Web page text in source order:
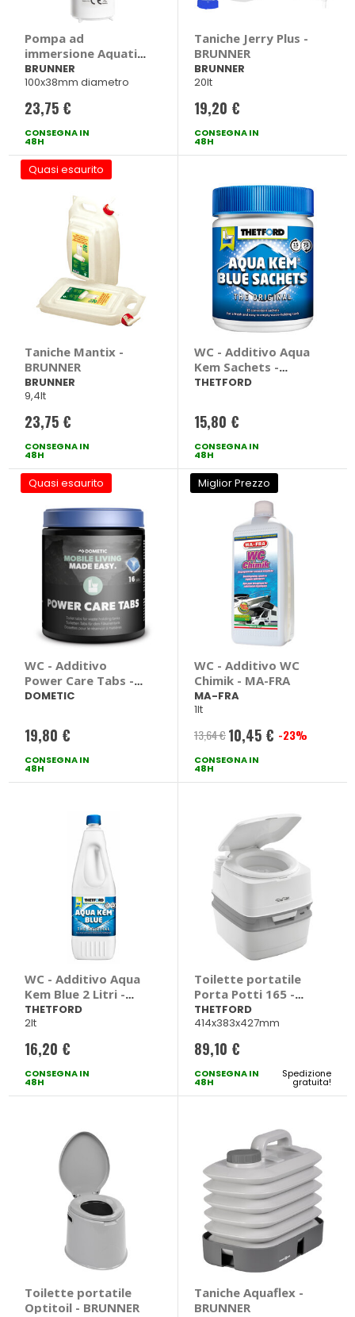
Pompa ad
immersione Aquatic
10L - BRUNNER
BRUNNER
100x38mm diametro
23,75 €
CONSEGNA IN
48H
Taniche Jerry Plus -
BRUNNER
BRUNNER
20lt
19,20 €
CONSEGNA IN
48H
Quasi esaurito
Taniche Mantix -
BRUNNER
BRUNNER
9,4lt
23,75 €
CONSEGNA IN
48H
WC - Additivo Aqua
Kem Sachets -
THETFORD
THETFORD
15,80 €
CONSEGNA IN
48H
Quasi esaurito
WC - Additivo
Power Care Tabs -
DOMETIC
DOMETIC
19,80 €
CONSEGNA IN
48H
Miglior Prezzo
WC - Additivo WC
Chimik - MA-FRA
MA-FRA
1lt
13,64 € Prezzo
speciale
10,45 € -23%
CONSEGNA IN
48H
WC - Additivo Aqua
Kem Blue 2 Litri -
THETFORD
THETFORD
2lt
16,20 €
CONSEGNA IN
48H
Toilette portatile
Porta Potti 165 -
THETFORD
THETFORD
414x383x427mm
89,10 €
CONSEGNA IN
48H
Spedizione
gratuita!
Toilette portatile
Optitoil - BRUNNER
Taniche Aquaflex -
BRUNNER